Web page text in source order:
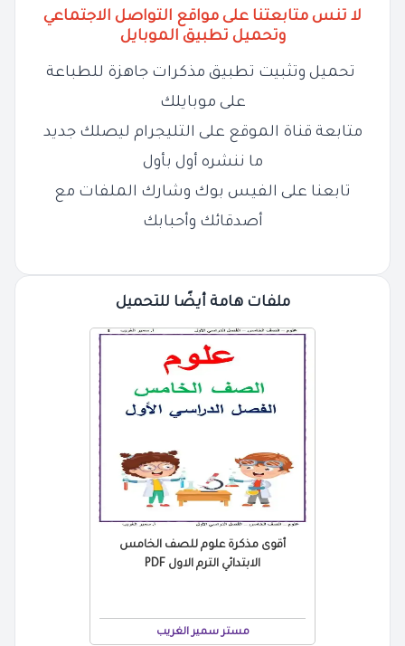
لا تنس متابعتنا على مواقع التواصل الاجتماعي
وتحميل تطبيق الموبايل
تحميل وتثبيت تطبيق مذكرات جاهزة للطباعة
على موبايلك
متابعة قناة الموقع على التليجرام ليصلك جديد
ما ننشره أول بأول
تابعنا على الفيس بوك وشارك الملفات مع
أصدقائك وأحبابك
ملفات هامة أيضًا للتحميل
أقوى مذكرة علوم للصف الخامس
الابتدائي الترم الاول PDF
مستر سمير الغريب